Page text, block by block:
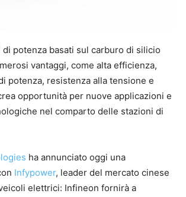
potenza basati sul carburo di silicio
vantaggi, come alta efficienza,
potenza, resistenza alla tensione e
opportunità per nuove applicazioni e
nel comparto delle stazioni di
​​ha annunciato oggi una
Infypower, leader del mercato cinese
elettrici: Infineon fornirà a